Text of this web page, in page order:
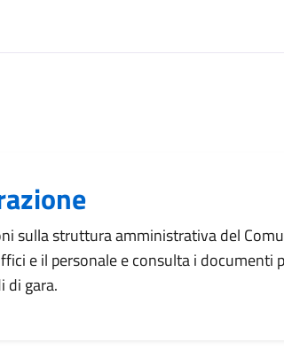
sulla struttura amministrativa del
e il personale e consulta i documenti
di gara.